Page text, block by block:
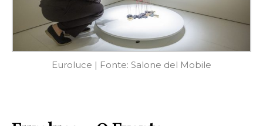
Euroluce | Fonte: Salone del Mobile